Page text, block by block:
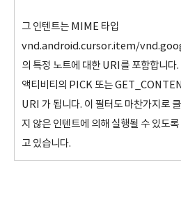
그 인텐트는 MIME 타입
vnd.android.cursor.item/
의 특정 노트에 대한 URI를 포함합니
액티비티의 PICK 또는
URI 가 됩니다. 이 필터도 마찬가지로
지 않은 인텐트에 의해 실행될 수 있도
고 있습니다.